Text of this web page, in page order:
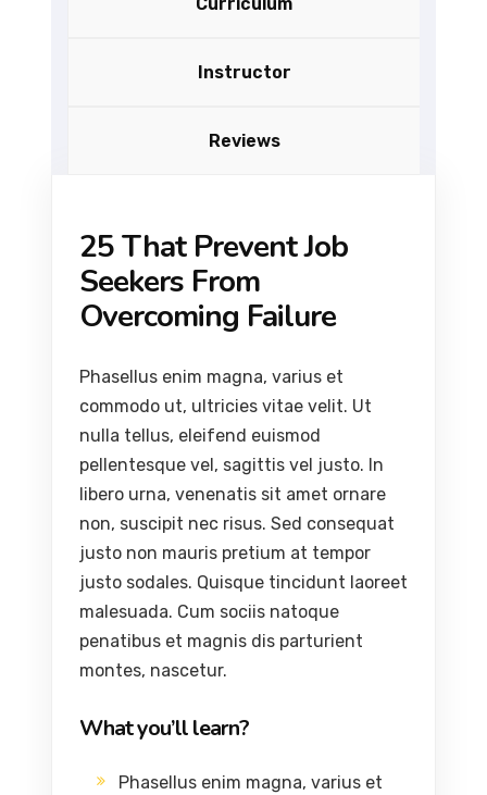
Instructor
Reviews
25 That Prevent Job
Seekers From
Overcoming Failure
Phasellus enim magna, varius et
commodo ut, ultricies vitae velit. Ut
nulla tellus, eleifend euismod
pellentesque vel, sagittis vel justo. In
libero urna, venenatis sit amet ornare
non, suscipit nec risus. Sed consequat
justo non mauris pretium at tempor
justo sodales. Quisque tincidunt laoreet
malesuada. Cum sociis natoque
penatibus et magnis dis parturient
montes, nascetur.
What you’ll learn?
Phasellus enim magna, varius et